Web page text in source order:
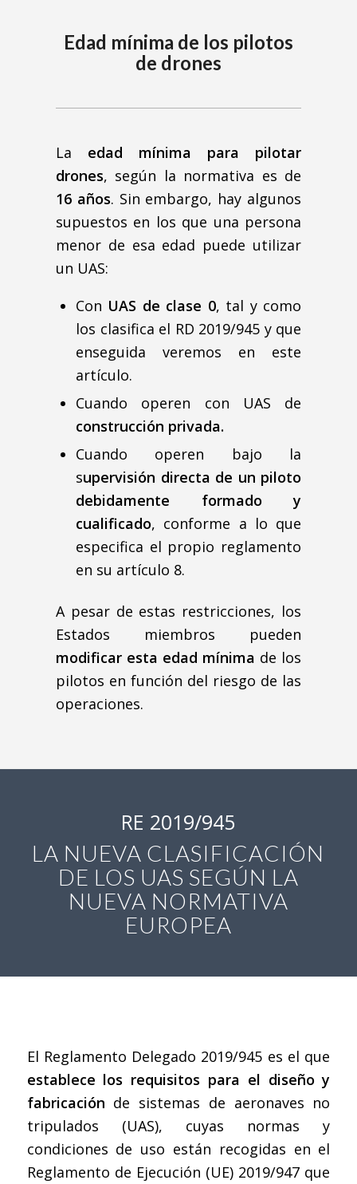
Edad mínima de los pilotos
de drones
La edad mínima para pilotar
drones, según la normativa es de
16 años. Sin embargo, hay algunos
supuestos en los que una persona
menor de esa edad puede utilizar
un UAS:
Con UAS de clase 0, tal y como
los clasifica el RD 2019/945 y que
enseguida veremos en este
artículo.
Cuando operen con UAS de
construcción privada.
Cuando operen bajo la
supervisión directa de un piloto
debidamente formado y
cualificado, conforme a lo que
especifica el propio reglamento
en su artículo 8.
A pesar de estas restricciones, los
Estados miembros pueden
modificar esta edad mínima de los
pilotos en función del riesgo de las
operaciones.
RE 2019/945
LA NUEVA CLASIFICACIÓN
DE LOS UAS SEGÚN LA
NUEVA NORMATIVA
EUROPEA
El Reglamento Delegado 2019/945 es el que
establece los requisitos para el diseño y
fabricación de sistemas de aeronaves no
tripulados (UAS), cuyas normas y
condiciones de uso están recogidas en el
Reglamento de Ejecución (UE) 2019/947 que